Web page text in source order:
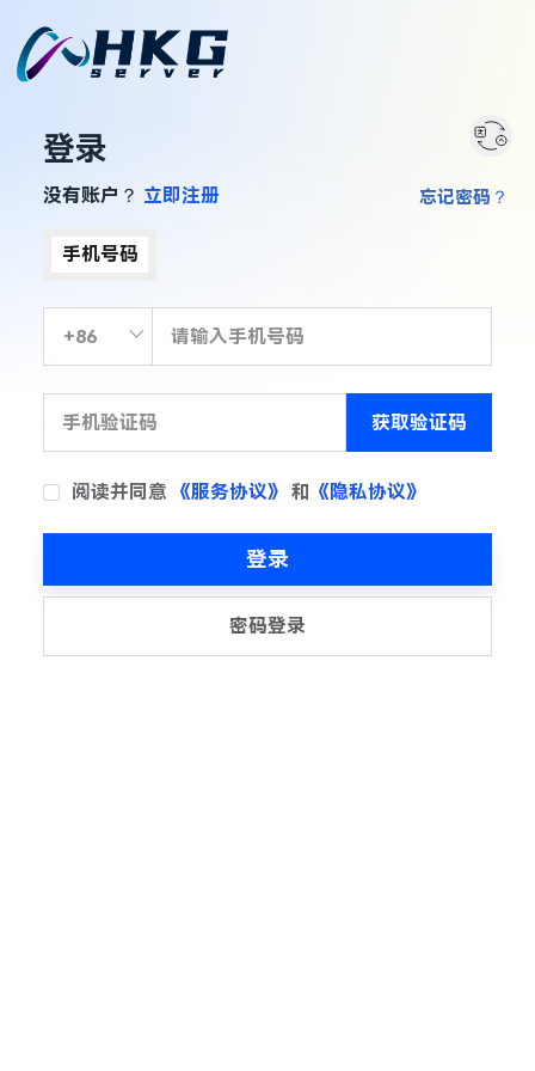
登录
没有账户？ 立即注册
手机号码
获取验证码
阅读并同意 《服务协议》 和 《隐私协议》
忘记密码？
登录
密码登录